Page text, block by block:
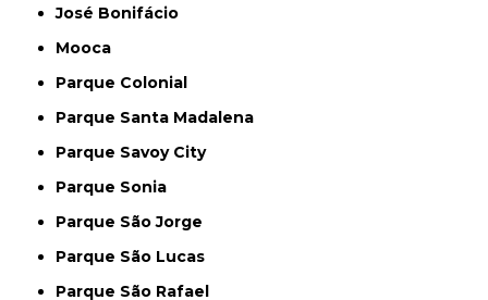
José Bonifácio
Mooca
Parque Colonial
Parque Santa Madalena
Parque Savoy City
Parque Sonia
Parque São Jorge
Parque São Lucas
Parque São Rafael